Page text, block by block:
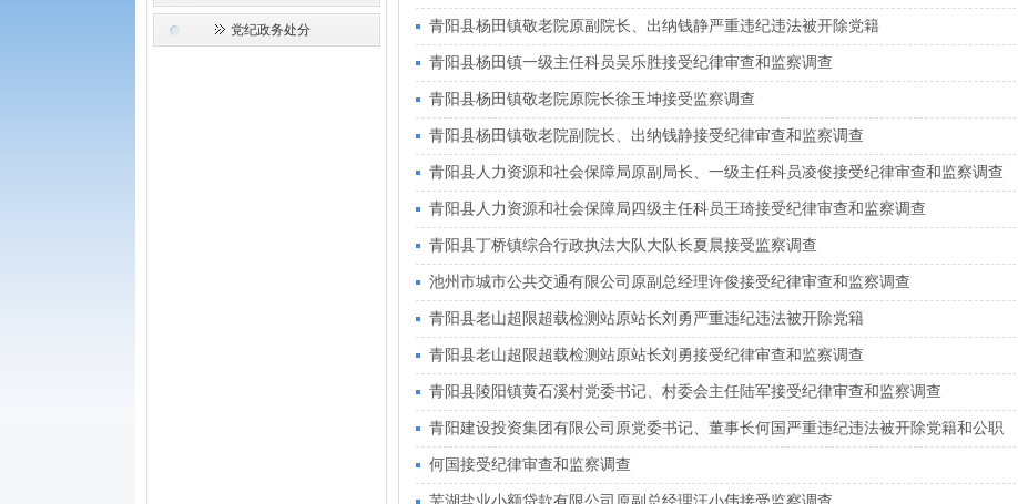
党纪政务处分 青阳县杨田镇敬老院原副院长、出纳钱静严重违纪违法被开除党籍
青阳县杨田镇一级主任科员吴乐胜接受纪律审查和监察调查
青阳县杨田镇敬老院原院长徐玉坤接受监察调查
青阳县杨田镇敬老院副院长、出纳钱静接受纪律审查和监察调查
青阳县人力资源和社会保障局原副局长、一级主任科员凌俊接受纪律审查和监察调查
青阳县人力资源和社会保障局四级主任科员王琦接受纪律审查和监察调查
青阳县丁桥镇综合行政执法大队大队长夏晨接受监察调查
池州市城市公共交通有限公司原副总经理许俊接受纪律审查和监察调查
青阳县老山超限超载检测站原站长刘勇严重违纪违法被开除党籍
青阳县老山超限超载检测站原站长刘勇接受纪律审查和监察调查
青阳县陵阳镇黄石溪村党委书记、村委会主任陆军接受纪律审查和监察调查
青阳建设投资集团有限公司原党委书记、董事长何国严重违纪违法被开除党籍和公职
何国接受纪律审查和监察调查